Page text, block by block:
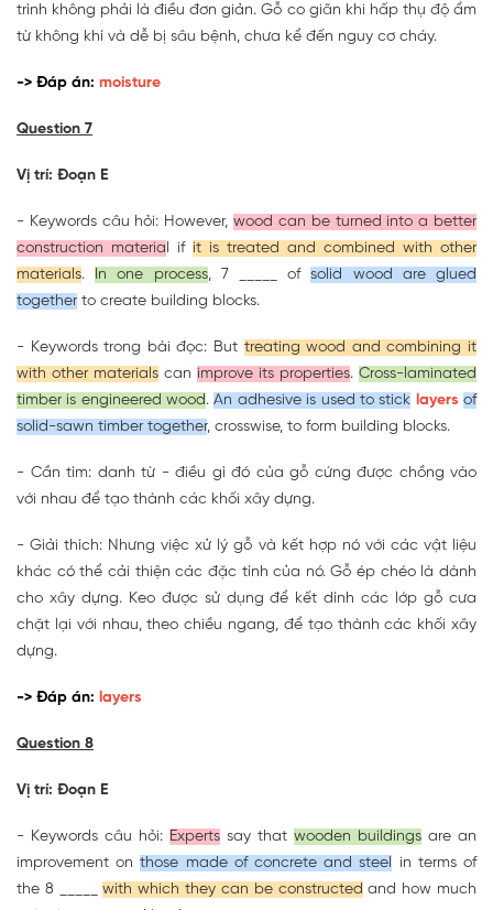
trình không phải là điều đơn giản. Gỗ co giãn khi hấp thụ độ ẩm
từ không khí và dễ bị sâu bệnh, chưa kể đến nguy cơ cháy.
-> Đáp án: moisture
Question 7
Vị trí: Đoạn E
- Keywords câu hỏi: However,wood can be turned into a better
construction materia l if it is treated and combined with other
materials. In one process, 7 _____ ofsolid wood are glued
together to create building blocks.
- Keywords trong bài đọc: But treating wood and combining it
with other materials can improve its properties. Cross-laminated
timber is engineered wood.An adhesive is used to stick layers of
solid-sawn timber together, crosswise, to form building blocks.
- Cần tìm: danh từ - điều gì đó của gỗ cứng được chồng vào
với nhau để tạo thành các khối xây dựng.
- Giải thích: Nhưng việc xử lý gỗ và kết hợp nó với các vật liệu
khác có thể cải thiện các đặc tính của nó. Gỗ ép chéo là dành
cho xây dựng. Keo được sử dụng để kết dính các lớp gỗ cưa
chặt lại với nhau, theo chiều ngang, để tạo thành các khối xây
dựng.
-> Đáp án: layers
Question 8
Vị trí: Đoạn E
- Keywords câu hỏi: Experts say that wooden buildings are an
improvement onthose made of concrete and steel
in terms of
the 8 _____with which they can be constructed and how much